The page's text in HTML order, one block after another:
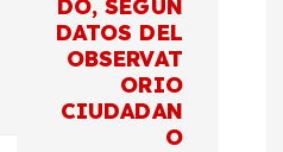
DO, SEGÚN
DATOS DEL
OBSERVAT
ORIO
CIUDADAN
O